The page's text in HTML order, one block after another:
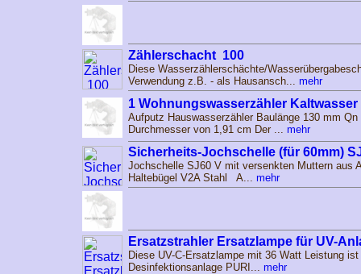
Zählerschacht 100
Diese Wasserzählerschächte/
Verwendung z.B. - als Hausansch... mehr
1 Wohnungswasserzähler Kaltwasser
Aufputz Hauswasserzähler Baulänge 130 mm
Durchmesser von 1,91 cm Der ... mehr
Sicherheits-Jochschelle (für 60mm)
Jochschelle SJ60 V mit versenkten Muttern aus
Haltebügel V2A Stahl A... mehr
Ersatzstrahler Ersatzlampe für UV-
Diese UV-C-Ersatzlampe mit 36 Watt Leistung
Desinfektionsanlage PURI... mehr